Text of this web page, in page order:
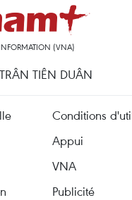
(VNA)
TIÊN DUÂN
Conditions
Appui
VNA
Publicité